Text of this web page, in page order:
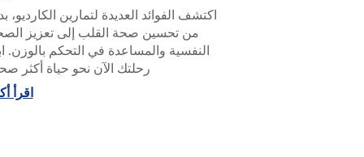
اكتشف الفوائد العديدة لتمارين الكارديو،
من تحسين صحة القلب إلى تعزيز
النفسية والمساعدة في التحكم بالوزن.
رحلتك الآن نحو حياة أكثر
اقرأ